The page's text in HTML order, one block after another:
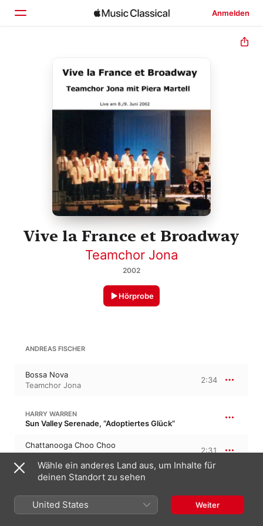
Anmelden
Entdecken
Suchen
Vive la France et Broadway
Teamchor Jona
2002
Hörprobe
ANDREAS FISCHER
Bossa Nova
Teamchor Jona
2:34
HARRY WARREN
Sun Valley Serenade, “Adoptiertes Glück”
Chattanooga Choo Choo
Teamchor Jona
2:31
Les Misérables
On My Own
Wähle ein anderes Land aus, um Inhalte für
deinen Standort zu sehen
United States Weiter